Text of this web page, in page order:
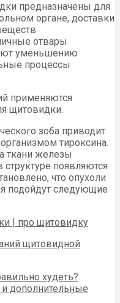
предназначены для
органе, доставки
отвары
уменьшению
процессы
применяются
щитовидки.
зоба приводит
тироксина.
ткани железы
структуре появляются
что опухоли
подойдут следующие